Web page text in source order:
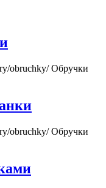
obruchky/Обручки
obruchky/Обручки